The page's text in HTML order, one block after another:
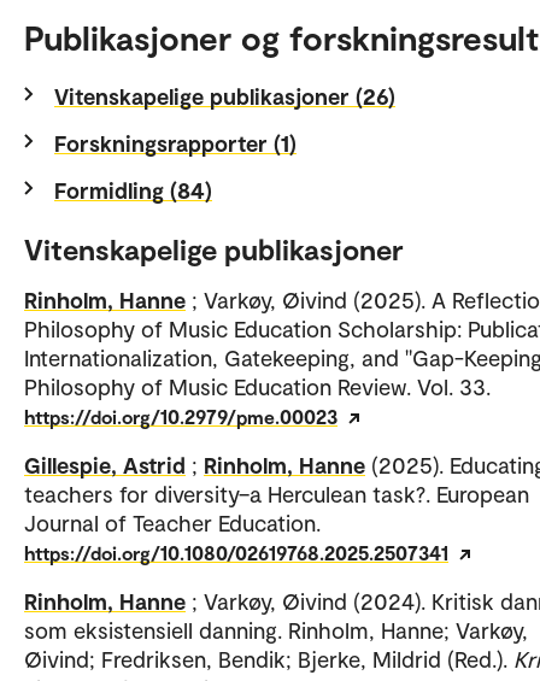
Publikasjoner og
Vitenskapelige publikasjoner (26)
Forskningsrapporter (1)
Formidling (84)
Vitenskapelige publikasjoner
Rinholm, Hanne ; Varkøy, Øivind (2025). A
Philosophy of Music Education Scholarship:
Internationalization, Gatekeeping, and "Gap-
Philosophy of Music Education Review. Vol. 33.
https://doi.org/10.2979/pme.00023
Gillespie, Astrid ; Rinholm, Hanne (2025).
teachers for diversity–a Herculean task?. European
Journal of Teacher Education.
https://doi.org/10.1080/02619768.2025.2507341
Rinholm, Hanne ; Varkøy, Øivind (2024). Kritisk
som eksistensiell danning. Rinholm, Hanne; Varkøy,
Øivind; Fredriksen, Bendik; Bjerke, Mildrid (Red.).